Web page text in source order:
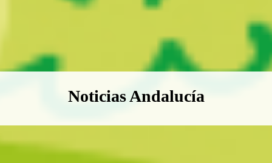
Boletín Noticias Andalucía
Noticias Andalucía